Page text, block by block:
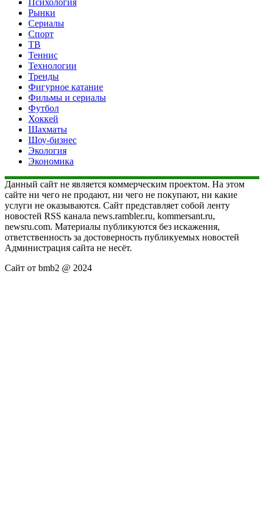
Рынки
Сериалы
Спорт
ТВ
Теннис
Технологии
Тренды
Фигурное катание
Фильмы и сериалы
Футбол
Хоккей
Шахматы
Шоу-бизнес
Экология
Экономика
Данный сайт не является коммерческим проектом. На этом
сайте ни чего не продают, ни чего не покупают, ни какие
услуги не оказываются. Сайт представляет собой ленту
новостей RSS канала news.rambler.ru, kommersant.ru,
newsru.com. Материалы публикуются без искажения,
ответственность за достоверность публикуемых новостей
Администрация сайта не несёт.
Сайт от bmb2 @ 2024